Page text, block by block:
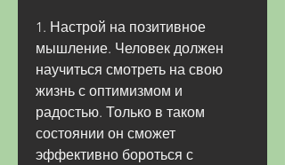
1. Настрой на позитивное
мышление. Человек должен
научиться смотреть на свою
жизнь с оптимизмом и
радостью. Только в таком
состоянии он сможет
эффективно бороться с